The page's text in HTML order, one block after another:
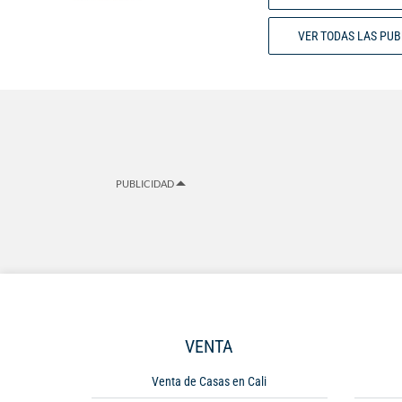
VER TODAS LAS
PUBLICIDAD
VENTA
Venta de Casas en Cali